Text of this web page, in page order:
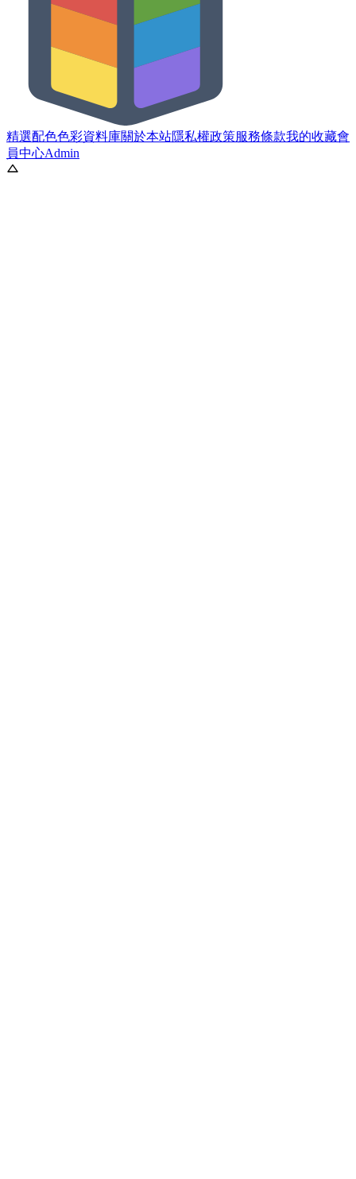
精選配色色彩資料庫關於本站隱私權政策服務條款我的收藏會
員中心Admin